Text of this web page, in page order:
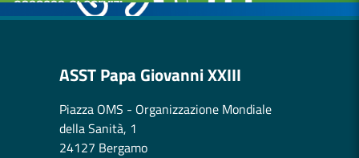
ASST Papa Giovanni XXIII
Piazza OMS - Organizzazione Mondiale
della Sanità, 1
24127 Bergamo